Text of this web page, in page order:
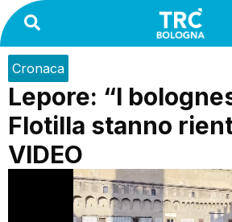
Cronaca
Lepore: “I
Flotilla stanno
VIDEO